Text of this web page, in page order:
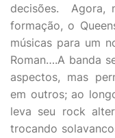
decisões. Agora,
formação, o
músicas para um
Roman….A banda
aspectos, mas
em outros; ao
leva seu rock
trocando